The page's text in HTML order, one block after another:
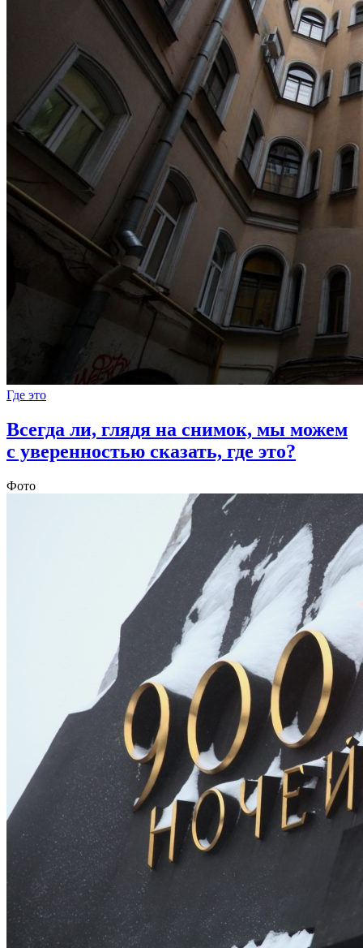
Где это
Всегда ли, глядя на снимок, мы можем
с уверенностью сказать, где это?
Фото